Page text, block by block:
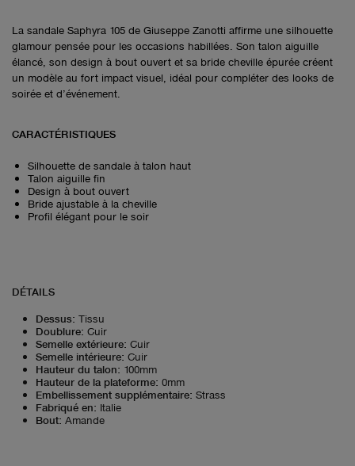
La sandale Saphyra 105 de Giuseppe Zanotti affirme une silhouette
glamour pensée pour les occasions habillées. Son talon aiguille
élancé, son design à bout ouvert et sa bride cheville épurée créent
un modèle au fort impact visuel, idéal pour compléter des looks de
soirée et d’événement.
CARACTÉRISTIQUES
Silhouette de sandale à talon haut
Talon aiguille fin
Design à bout ouvert
Bride ajustable à la cheville
Profil élégant pour le soir
DÉTAILS
Dessus: Tissu
Doublure: Cuir
Semelle extérieure: Cuir
Semelle intérieure: Cuir
Hauteur du talon: 100mm
Hauteur de la plateforme: 0mm
Embellissement supplémentaire: Strass
Fabriqué en: Italie
Bout: Amande